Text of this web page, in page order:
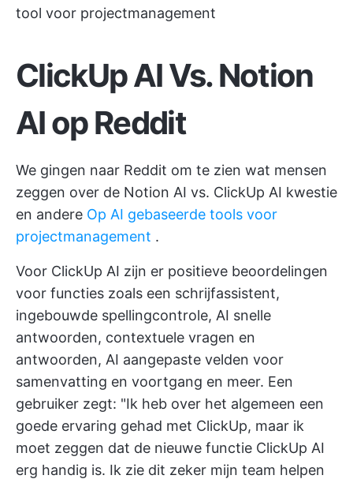
tool voor projectmanagement
ClickUp AI Vs. Notion
AI op Reddit
We gingen naar Reddit om te zien wat mensen
zeggen over de Notion AI vs. ClickUp AI kwestie
en andere Op AI gebaseerde tools voor
projectmanagement .
Voor ClickUp AI zijn er positieve beoordelingen
voor functies zoals een schrijfassistent,
ingebouwde spellingcontrole, AI snelle
antwoorden, contextuele vragen en
antwoorden, AI aangepaste velden voor
samenvatting en voortgang en meer. Een
gebruiker zegt: "Ik heb over het algemeen een
goede ervaring gehad met ClickUp, maar ik
moet zeggen dat de nieuwe functie ClickUp AI
erg handig is. Ik zie dit zeker mijn team helpen